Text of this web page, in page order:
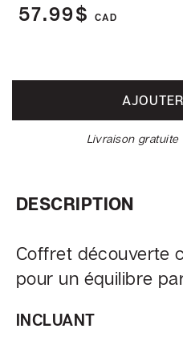
57.99$ CAD
Livraison gratuite
DESCRIPTION
Coffret découverte
pour un équilibre
INCLUANT
Cornet
corporatifs
Devenir
distributeur